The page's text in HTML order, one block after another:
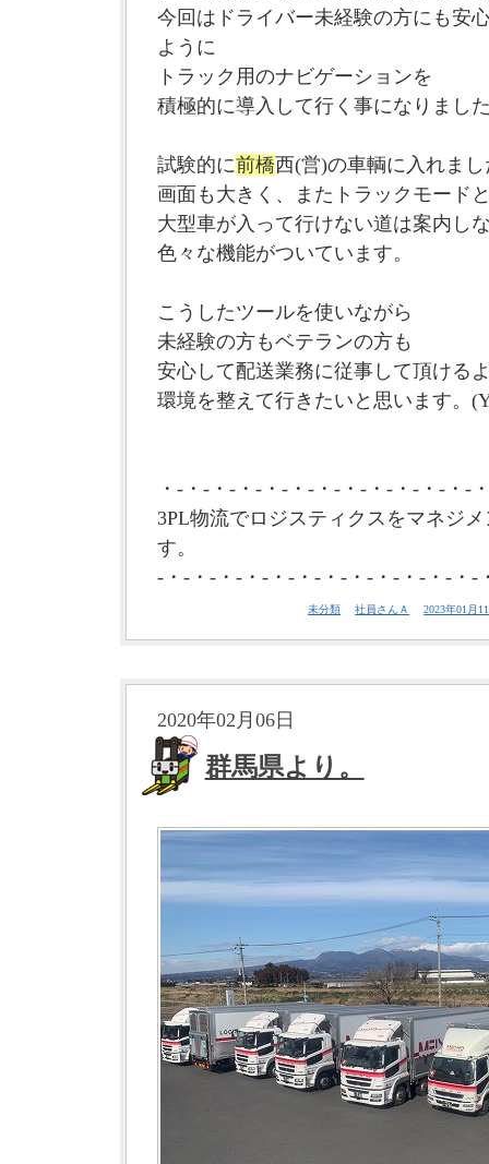
今回はドライバー未経験の方にも安
ように
トラック用のナビゲーションを
積極的に導入して行く事になりまし
試験的に前橋西(営)の車輌に入れまし
画面も大きく、またトラックモード
大型車が入って行けない道は案内し
色々な機能がついています。
こうしたツールを使いながら
未経験の方もベテランの方も
安心して配送業務に従事して頂ける
環境を整えて行きたいと思います。
・-・-・-・-・-・-・-・-・-・-・-・-
3PL物流でロジスティクスをマネジ
す。
-・-・-・-・-・-・-・-・-・-・-・-・-
未分類 社員さんＡ 2023年01月
2020年02月06日
群馬県より。